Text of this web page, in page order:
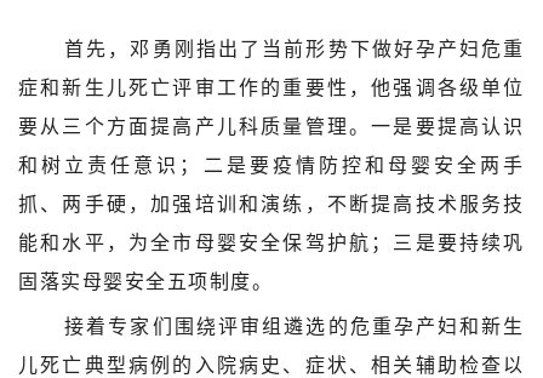
首先，邓勇刚指出了当前形势下做好孕产妇危重
症和新生儿死亡评审工作的重要性，他强调各级单位
要从三个方面提高产儿科质量管理。一是要提高认识
和树立责任意识；二是要疫情防控和母婴安全两手
抓、两手硬，加强培训和演练，不断提高技术服务技
能和水平，为全市母婴安全保驾护航；三是要持续巩
固落实母婴安全五项制度。
接着专家们围绕评审组遴选的危重孕产妇和新生
儿死亡典型病例的入院病史、症状、相关辅助检查以